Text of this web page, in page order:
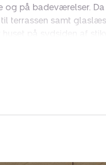
og på badeværelser.
terrassen samt
feriehust.